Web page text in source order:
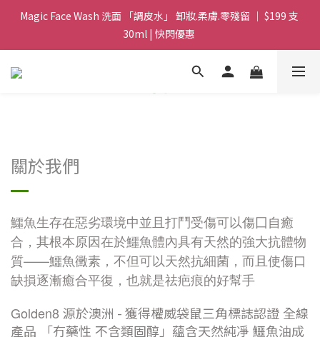
Magic Face Wash 洗面 「調皮水」 卸妝.柔膚.零殘留 ｜ $199 支
30ml | 快閃優惠
Magic Face Wash 洗面 「調皮水」 卸妝.柔膚.零殘留 ｜ $199 支
30ml | 快閃優惠
G8 皇牌孖寶 ｜ 鱷魚油精華 + Soothing Cream 套裝 | $488 set 2
Magic Face Wash 洗面 「調皮水」 卸妝.柔膚.零殘留 ｜ $199 支
關於我們
鱷魚生存在惡劣環境中並且打鬥受傷可以傷囗自癒
合，其根本原因在於鱷魚體內具有天然的強大抗體物
質——鱷魚黴素，不但可以天然抗細菌，而且使傷口
缺損逐漸癒合平復，也就是祛疤痕的好幫手
Golden8 源於澳洲 - 獲得權威袋鼠三角標誌認證 全線
產品
「冇藥性 不含類固醇」蘊含天然純凈 鱷魚油成